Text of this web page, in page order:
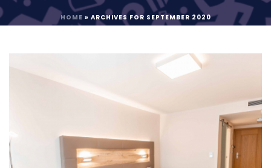
HOME » ARCHIVES FOR SEPTEMBER 2020